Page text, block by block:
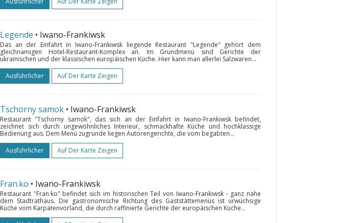
Legende • Iwano-Frankiwsk
Das an der Einfahrt in Iwano-Frankiwsk liegende Restaurant "Legende" gehört dem
gleichnamigen Hotel-Restaurant-Komplex an. Im Grundmenü sind Gerichte der
ukrainischen und der klassischen europäischen Küche. Hier kann man allerlei Salzwaren...
Ausführlicher
Auf Der Karte Zeigen
Tschorny samok • Iwano-Frankiwsk
Restaurant "Tschorny samok", das sich an der Einfahrt in Iwano-Frankiwsk befindet,
zeichnet sich durch ungewöhnliches Interieur, schmackhafte Küche und hochklassige
Bedienung aus. Dem Menü zugrunde liegen Autorengerichte, die vom begabten...
Ausführlicher
Auf Der Karte Zeigen
Fran.ko • Iwano-Frankiwsk
Restaurant "Fran.ko" befindet sich im historischen Teil von Iwano-Frankiwsk - ganz nahe
dem Stadtrathaus. Die gastronomische Richtung des Gaststättemenüs ist urwüchsige
Küche vom Karpatenvorland, die durch raffinierte Gerichte der europäischen Küche...